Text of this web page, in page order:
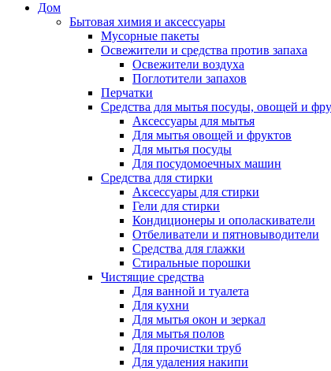
Дом
Бытовая химия и аксессуары
Мусорные пакеты
Освежители и средства против запаха
Освежители воздуха
Поглотители запахов
Перчатки
Средства для мытья посуды, овощей и
Аксессуары для мытья
Для мытья овощей и фруктов
Для мытья посуды
Для посудомоечных машин
Средства для стирки
Аксессуары для стирки
Гели для стирки
Кондиционеры и ополаскиватели
Отбеливатели и пятновыводители
Средства для глажки
Стиральные порошки
Чистящие средства
Для ванной и туалета
Для кухни
Для мытья окон и зеркал
Для мытья полов
Для прочистки труб
Для удаления накипи